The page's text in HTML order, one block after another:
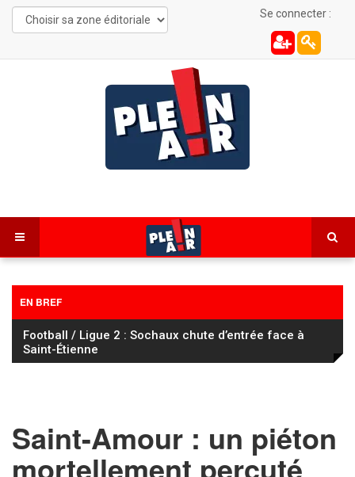
Se connecter :
EN BREF
Tour de France Femmes : Vollering s’impose à Nice et
prend le maillot jaune
Saint-Amour : un piéton
mortellement percuté